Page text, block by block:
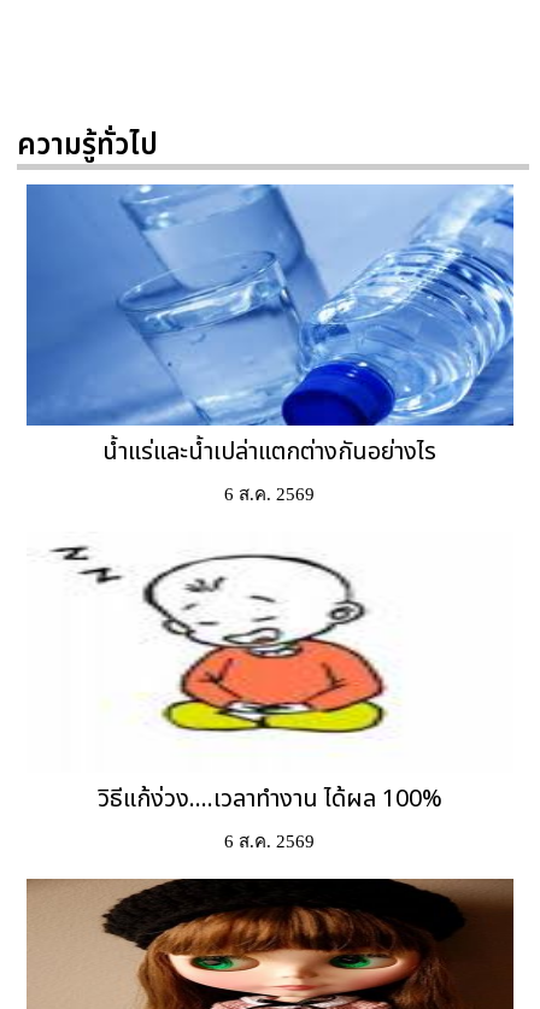
ความรู้ทั่วไป
น้ำแร่และน้ำเปล่าแตกต่างกันอย่างไร
6 ส.ค. 2569
วิธีแก้ง่วง....เวลาทำงาน ได้ผล 100%
6 ส.ค. 2569